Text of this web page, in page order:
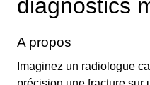
diagnostics
A propos
Imaginez un radiologue